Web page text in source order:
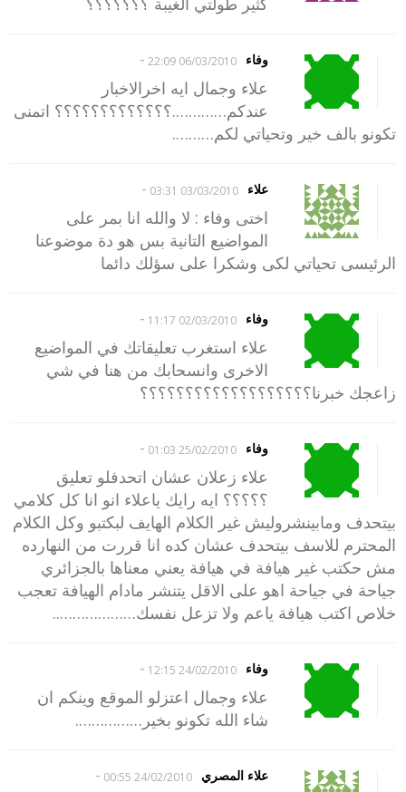
وفاء 06/03/2010 22:09
-
علاء وجمال ايه اخرالاخبار
عندكم………….؟؟؟؟؟؟؟؟؟؟؟؟؟ اتمنى
تكونو بالف خير وتحياتي لكم……….
علاء 03/03/2010 03:31
-
اختى وفاء : لا والله انا بمر على
المواضيع التانية بس هو دة موضوعنا
الرئيسى تحياتي لكى وشكرا على سؤلك دائما
وفاء 02/03/2010 11:17
-
علاء استغرب تعليقاتك في المواضيع
الاخرى وانسحابك من هنا في شي
زاعجك خبرنا؟؟؟؟؟؟؟؟؟؟؟؟؟؟؟؟؟؟؟
وفاء 25/02/2010 01:03
-
علاء زعلان عشان اتحدفلو تعليق
؟؟؟؟؟ ايه رايك ياعلاء انو انا كل كلامي
بيتحدف ومابينشروليش غير الكلام الهايف لبكتبو وكل الكلام
المحترم للاسف بيتحدف عشان كده انا قررت من النهارده
مش حكتب غير هيافة في هيافة يعني معناها بالجزائري
جياحة في جياحة اهو على الاقل يتنشر مادام الهيافة تعجب
خلاص اكتب هيافة ياعم ولا تزعل نفسك………………..
وفاء 24/02/2010 12:15
-
علاء وجمال اعتزلو الموقع وينكم ان
شاء الله تكونو بخير…………….
علاء المصري 24/02/2010 00:55
-